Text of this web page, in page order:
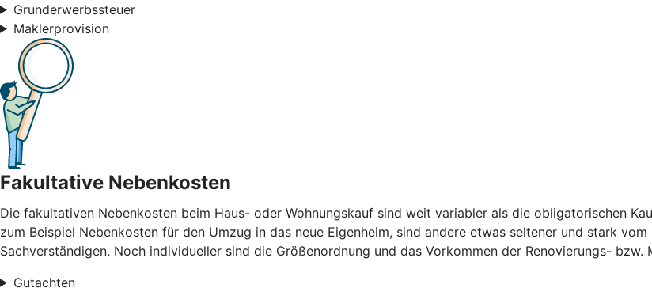
Grunderwerbssteuer
Maklerprovision
Fakultative Nebenkosten
Die fakultativen Nebenkosten beim Haus- oder Wohnungskauf sind weit variabler als die obligatorischen
zum Beispiel Nebenkosten für den Umzug in das neue Eigenheim, sind andere etwas seltener und stark
Sachverständigen. Noch individueller sind die Größenordnung und das Vorkommen der Renovierungs- bzw.
Gutachten